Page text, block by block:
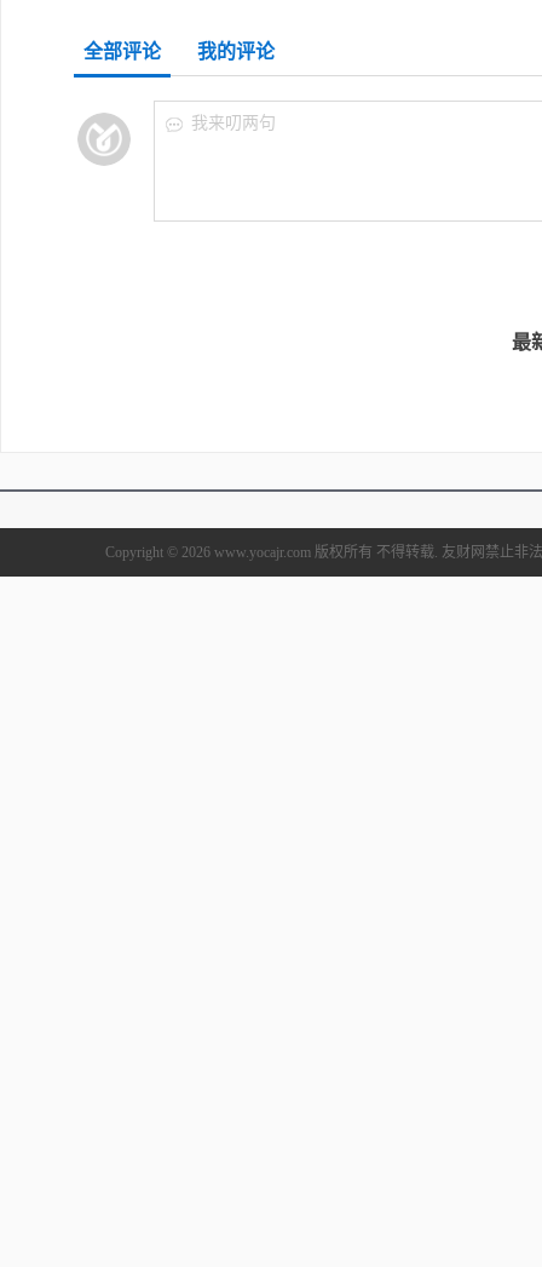
全部评论 我的评论
我来叨两句
最
Copyright © 2026 www.yocajr.com 版权所有 不得转载. 友财网禁止非